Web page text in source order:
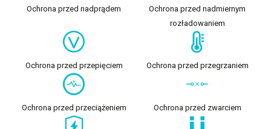
Ochrona przed nadprądem
Ochrona przed nadmiernym
rozładowaniem
Ochrona przed przepięciem Ochrona przed przegrzaniem
Ochrona przed przeciążeniem Ochrona przed zwarciem